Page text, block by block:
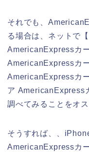
それでも、
る場合は、ネットで
AmericanExpressカ
AmericanExpressカ
AmericanExpressカ
ア AmericanExpress
調べてみることをオス
そうすれば、、
AmericanExpressカ